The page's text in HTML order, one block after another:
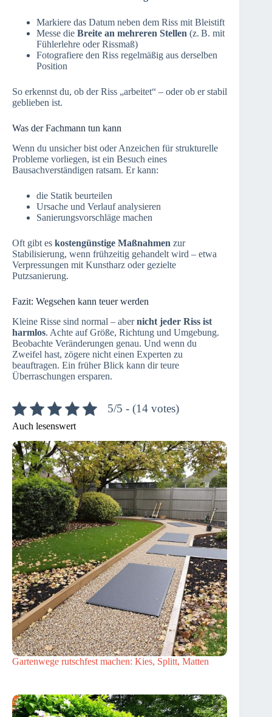
Markiere das Datum neben dem Riss mit Bleistift
Messe die Breite an mehreren Stellen (z. B. mit
Fühlerlehre oder Rissmaß)
Fotografiere den Riss regelmäßig aus derselben
Position
So erkennst du, ob der Riss „arbeitet“ – oder ob er stabil
geblieben ist.
Was der Fachmann tun kann
Wenn du unsicher bist oder Anzeichen für strukturelle
Probleme vorliegen, ist ein Besuch eines
Bausachverständigen ratsam. Er kann:
die Statik beurteilen
Ursache und Verlauf analysieren
Sanierungsvorschläge machen
Oft gibt es kostengünstige Maßnahmen zur
Stabilisierung, wenn frühzeitig gehandelt wird – etwa
Verpressungen mit Kunstharz oder gezielte
Putzsanierung.
Fazit: Wegsehen kann teuer werden
Kleine Risse sind normal – abernicht jeder Riss ist
harmlos. Achte auf Größe, Richtung und Umgebung.
Beobachte Veränderungen genau. Und wenn du
Zweifel hast, zögere nicht einen Experten zu
beauftragen. Ein früher Blick kann dir teure
Überraschungen ersparen.
5/5 - (14 votes)
Auch lesenswert
Gartenwege rutschfest machen: Kies, Splitt, Matten